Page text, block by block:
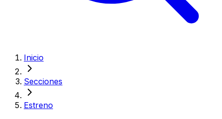
Inicio
Secciones
Estreno